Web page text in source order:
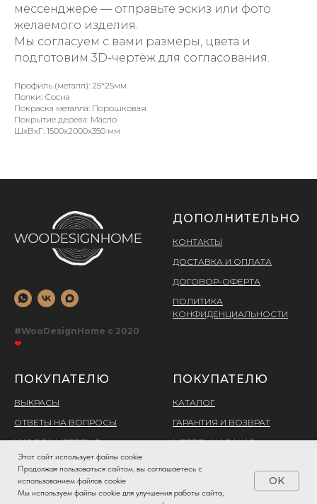
мессенджере — отправьте эскиз или фото
желаемого изделия.
Мы согласуем с вами размеры, цвета и
подготовим 3D-чертёж для согласования.
Профиль (металл): 25*25мм
Полки: Сосна
Покраска металла: Порошковая
Покрытие дерева: Масло
ШxВxГ: 1500x2000x350 мм
Этот сайт использует файлы cookie
Продолжая пользоваться сайтом, вы соглашаетесь с
использованием файлов cookie
Мы используем файлы cookie для улучшения работы сайта,
OK
#WooDesignHome c 2020
❤
ДОПОЛНИТЕЛЬНО
КОНТАКТЫ
ДОСТАВКА И ОПЛАТА
ДОГОВОР-ОФЕРТА
ПОЛИТИКА
КОНФИДЕНЦИАЛЬНОСТИ
ПОКУПАТЕЛЮ
ВЫКРАСЫ
ОТВЕТЫ НА ВОПРОСЫ
УХОД ЗА МЕБЕЛЬЮ
НАШИ РАБОТЫ
ПОКУПАТЕЛЮ
КАТАЛОГ
ГАРАНТИЯ И ВОЗВРАТ
МЕБЕЛЬ НА ЗАКАЗ